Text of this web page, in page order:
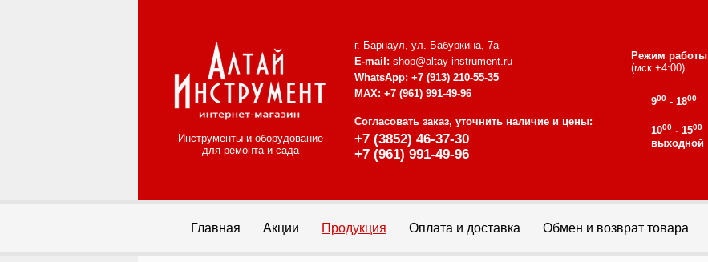
Инструменты и оборудование
для ремонта и сада
г. Барнаул, ул. Бабуркина, 7а
E-mail: shop@altay-instrument.ru
WhatsApp: +7 (913) 210-55-35
MAX: +7 (961) 991-49-96
Согласовать заказ, уточнить наличие и цены:
+7 (3852) 46-37-30
+7 (961) 991-49-96
Режим работы
(мск +4:00)
900 - 1800
1000 - 1500
выходной
Главная Акции Продукция Оплата и доставка Обмен и возврат товара